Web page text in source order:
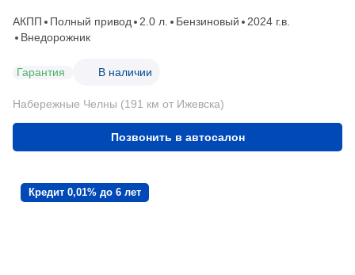
АКПП Полный привод 2.0 л. Бензиновый
2024 г.в.
Внедорожник
Гарантия В наличии
Набережные Челны (191 км от Ижевска)
Позвонить в автосалон
Кредит 0,01% до 6 лет